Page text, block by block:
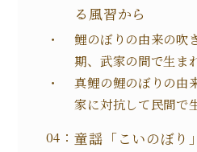
る風習から
鯉のぼりの由来の吹
期、武家の間で生ま
真鯉の鯉のぼりの由
家に対抗して民間で
童謡「こいのぼり